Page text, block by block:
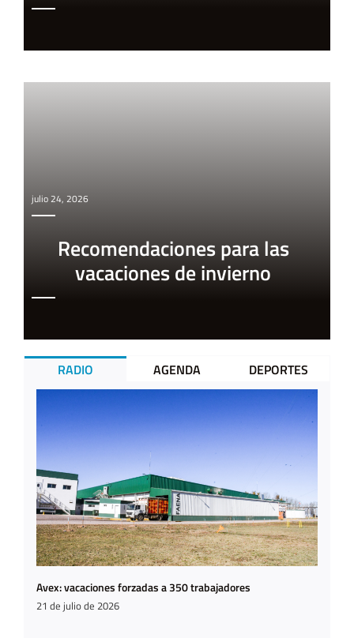
julio 24, 2026
Recomendaciones para las
vacaciones de invierno
RADIO AGENDA DEPORTES
Avex: vacaciones forzadas a 350 trabajadores
21 de julio de 2026